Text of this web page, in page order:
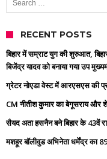
RECENT POSTS
बिहार में सम्राट युग की शुरुआत,
बिजेंद्र यादव को बनाया गया उप
ग्रेटर नोएडा वेस्ट में आरएसएस की
CM नीतीश कुमार का बेगूसराय और
सैयद अता हसनैन बने बिहार के 43वें
मशहूर बॉलीवुड अभिनेता धर्मेंद्र का